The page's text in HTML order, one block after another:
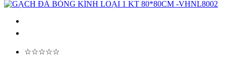
☆☆☆☆☆